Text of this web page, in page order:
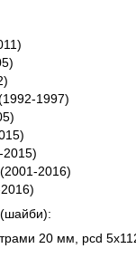
1997)
2015)
2016)
(шайби):
20 мм, pcd